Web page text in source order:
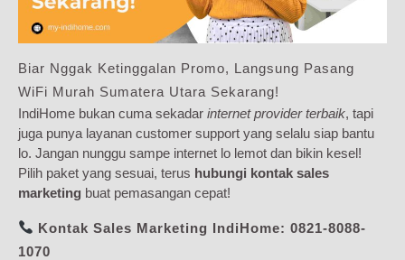
Biar Nggak Ketinggalan Promo, Langsung Pasang
WiFi Murah Sumatera Utara Sekarang!
IndiHome bukan cuma sekadar internet provider terbaik, tapi
juga punya layanan customer support yang selalu siap bantu
lo. Jangan nunggu sampe internet lo lemot dan bikin kesel!
Pilih paket yang sesuai, terus hubungi kontak sales
marketing buat pemasangan cepat!
Kontak Sales Marketing IndiHome: 0821-8088-
1070